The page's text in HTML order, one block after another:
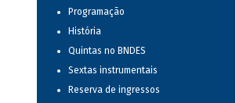
Programação
História
Quintas no BNDES
Sextas instrumentais
Reserva de ingressos